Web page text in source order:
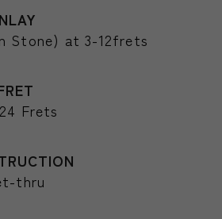
Stone) at 3-12frets
Frets
thru